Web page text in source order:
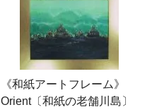
《和紙アートフレーム》
Orient〔和紙の老舗川島〕